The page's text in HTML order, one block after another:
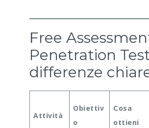
Free
Penetration
differenze
Attività
Obiettiv
o
Cosa
ottieni